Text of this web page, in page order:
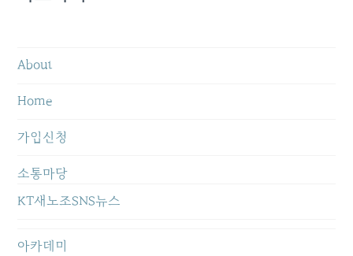
About
Home
가입신청
소통마당
KT새노조SNS뉴스
아카데미